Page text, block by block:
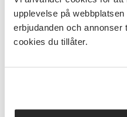
upplevelse på
erbjudanden och
cookies du tillåter.
OBS! Automatisk
vårterminen!Din
läsår
8 deltagare och vi